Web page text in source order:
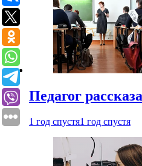
Педагог
1 год спустя1 год спустя